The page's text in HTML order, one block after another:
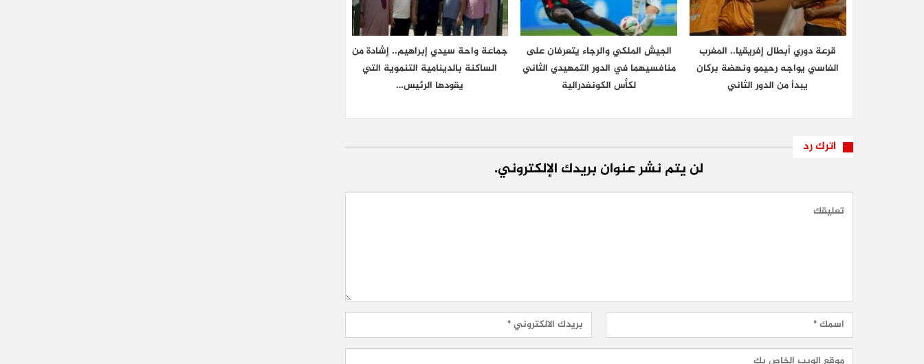
قرعة دوري أبطال إفريقيا.. المغرب
الفاسي يواجه رحيمو ونهضة بركان
يبدأ من الدور الثاني
الجيش الملكي والرجاء يتعرفان على
منافسيهما في الدور التمهيدي الثاني
لكأس الكونفدرالية
جماعة واحة سيدي إبراهيم.. إشادة من
الساكنة بالدينامية التنموية التي
يقودها الرئيس…
اترك رد
لن يتم نشر عنوان بريدك الإلكتروني.